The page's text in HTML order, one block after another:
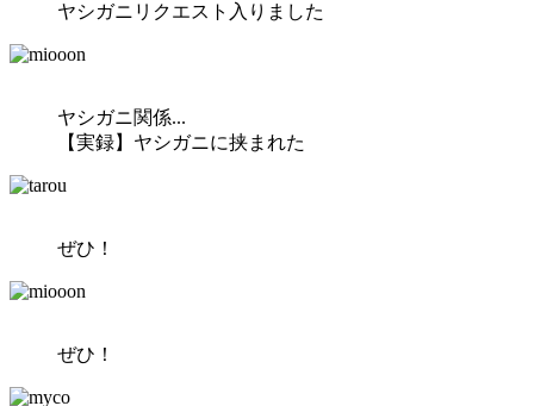
ヤシガニリクエスト入りました
ヤシガニ関係...
【実録】ヤシガニに挟まれた
ぜひ！
ぜひ！